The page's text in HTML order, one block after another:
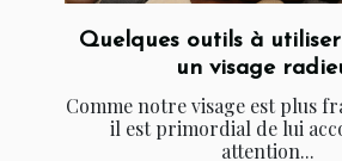
Quelques outils à
un visage
Comme notre visage est plus
il est primordial de lui
attention...